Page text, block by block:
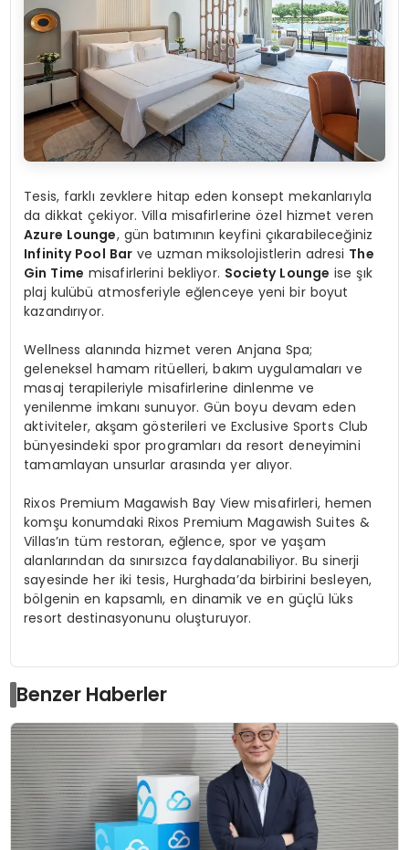
Tesis, farklı zevklere hitap eden konsept mekanlarıyla
da dikkat çekiyor. Villa misafirlerine özel hizmet veren
Azure Lounge, gün batımının keyfini çıkarabileceğiniz
Infinity Pool Barve uzman miksolojistlerin adresi The
Gin Time misafirlerini bekliyor. Society Lounge ise şık
plaj kulübü atmosferiyle eğlenceye yeni bir boyut
kazandırıyor.
Wellness alanında hizmet veren Anjana Spa;
geleneksel hamam ritüelleri, bakım uygulamaları ve
masaj terapileriyle misafirlerine dinlenme ve
yenilenme imkanı sunuyor. Gün boyu devam eden
aktiviteler, akşam gösterileri ve Exclusive Sports Club
bünyesindeki spor programları da resort deneyimini
tamamlayan unsurlar arasında yer alıyor.
Rixos Premium Magawish Bay View misafirleri, hemen
komşu konumdaki Rixos Premium Magawish Suites &
Villas’ın tüm restoran, eğlence, spor ve yaşam
alanlarından da sınırsızca faydalanabiliyor. Bu sinerji
sayesinde her iki tesis, Hurghada’da birbirini besleyen,
bölgenin en kapsamlı, en dinamik ve en güçlü lüks
resort destinasyonunu oluşturuyor.
Benzer Haberler